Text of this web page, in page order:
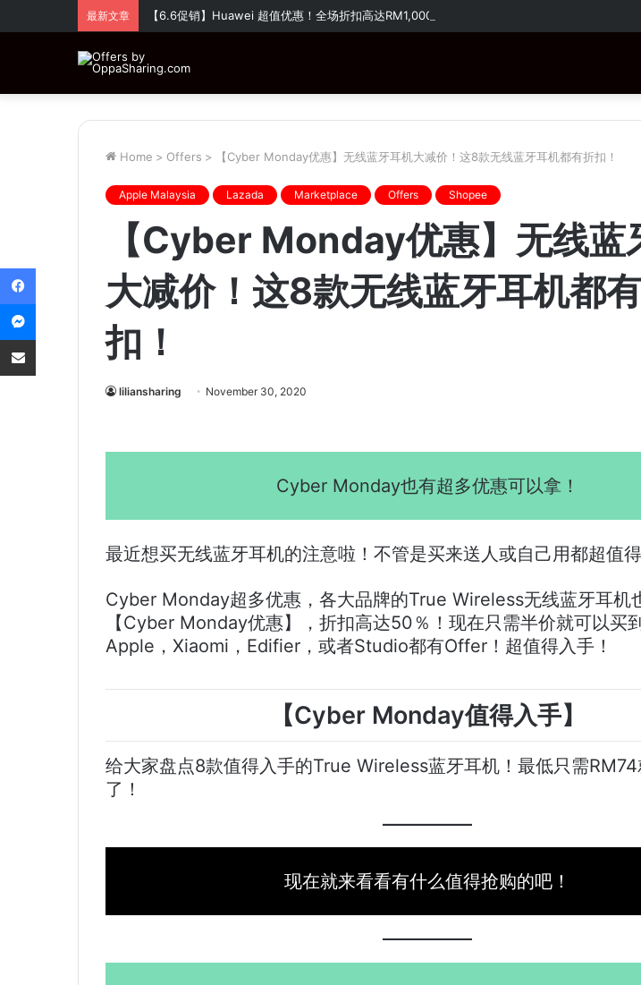
最新文章 【6.6促销】Huawei 超值优惠！全场折扣高达RM1,000！购买指定商品还有免费赠品！
Home > Offers > 【Cyber Monday优惠】无线蓝牙耳机大减价！这8款无线蓝牙耳机都有折扣！
Apple Malaysia Lazada Marketplace Offers Shopee
【Cyber Monday优惠】无线蓝
大减价！这8款无线蓝牙耳机都
扣！
liliansharing November 30, 2020
Cyber Monday也有超多优惠可以拿！
最近想买无线蓝牙耳机的注意啦！不管是买来送人或自己用都超值得
Cyber Monday超多优惠，各大品牌的True Wireless无线蓝牙耳机
【Cyber Monday优惠】，折扣高达50％！现在只需半价就可以买
Apple，Xiaomi，Edifier，或者Studio都有Offer！超值得入手！
【Cyber Monday值得入手】
给大家盘点8款值得入手的True Wireless蓝牙耳机！最低只需RM74
了！
现在就来看看有什么值得抢购的吧！
Facebook
Messenger
Share via Email